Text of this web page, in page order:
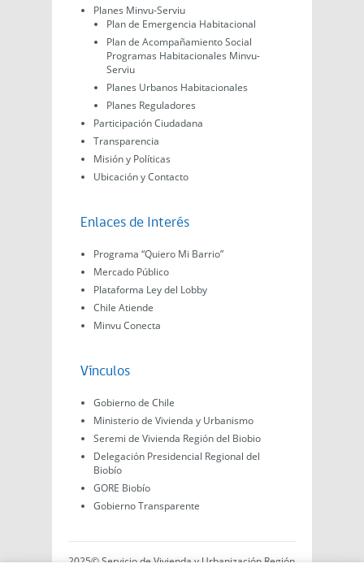
Planes Minvu-Serviu
Plan de Emergencia Habitacional
Plan de Acompañamiento Social
Programas Habitacionales Minvu-
Serviu
Planes Urbanos Habitacionales
Planes Reguladores
Participación Ciudadana
Transparencia
Misión y Políticas
Ubicación y Contacto
Enlaces de Interés
Programa “Quiero Mi Barrio”
Mercado Público
Plataforma Ley del Lobby
Chile Atiende
Minvu Conecta
Vínculos
Gobierno de Chile
Ministerio de Vivienda y Urbanismo
Seremi de Vivienda Región del Biobio
Delegación Presidencial Regional del
Biobío
GORE Biobío
Gobierno Transparente
2025© Servicio de Vivienda y Urbanización Región